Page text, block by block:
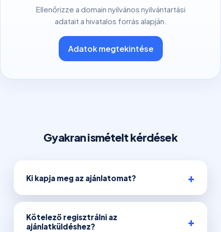
Ellenőrizze a domain nyilvános nyilvántartási
adatait a hivatalos forrás alapján.
Adatok megtekintése
Gyakran ismételt kérdések
Ki kapja meg az ajánlatomat?
Kötelező regisztrálni az
ajánlatküldéshez?